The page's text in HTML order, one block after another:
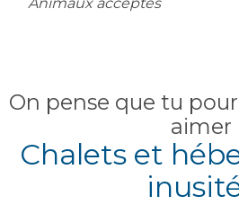
On pense que tu
aimer
Chalets et